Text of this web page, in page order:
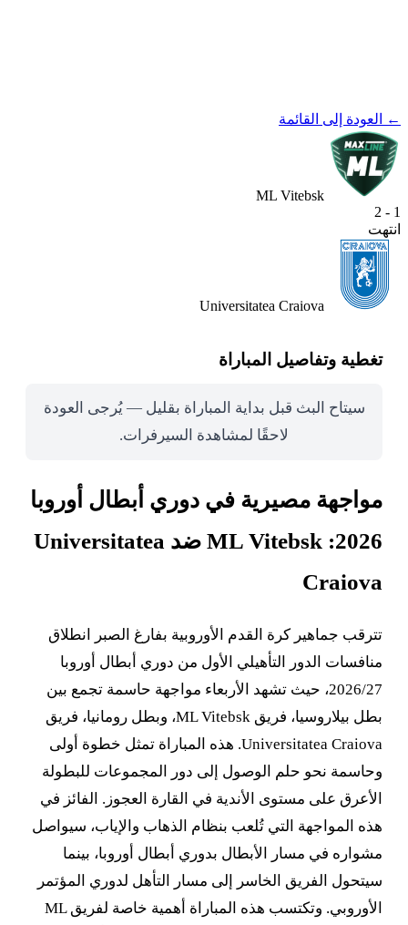
← العودة إلى القائمة
ML Vitebsk
1 - 2
انتهت
Universitatea Craiova
تغطية وتفاصيل المباراة
سيتاح البث قبل بداية المباراة بقليل — يُرجى العودة
لاحقًا لمشاهدة السيرفرات.
مواجهة مصيرية في دوري أبطال أوروبا
2026: ML Vitebsk ضد Universitatea
Craiova
تترقب جماهير كرة القدم الأوروبية بفارغ الصبر انطلاق
منافسات الدور التأهيلي الأول من دوري أبطال أوروبا
2026/27، حيث تشهد الأربعاء مواجهة حاسمة تجمع بين
بطل بيلاروسيا، فريق ML Vitebsk، وبطل رومانيا، فريق
Universitatea Craiova. هذه المباراة تمثل خطوة أولى
وحاسمة نحو حلم الوصول إلى دور المجموعات للبطولة
الأعرق على مستوى الأندية في القارة العجوز. الفائز في
هذه المواجهة التي تُلعب بنظام الذهاب والإياب، سيواصل
مشواره في مسار الأبطال بدوري أبطال أوروبا، بينما
سيتحول الفريق الخاسر إلى مسار التأهل لدوري المؤتمر
الأوروبي. وتكتسب هذه المباراة أهمية خاصة لفريق ML